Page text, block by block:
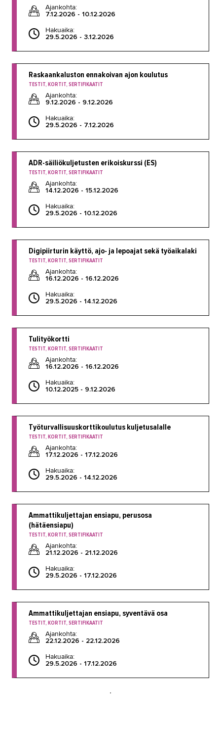
Ajankohta:
7.12.2026 - 10.12.2026
Hakuaika:
29.5.2026 - 3.12.2026
Raskaankaluston ennakoivan ajon koulutus
TESTIT, KORTIT, SERTIFIKAATIT
Ajankohta:
9.12.2026 - 9.12.2026
Hakuaika:
29.5.2026 - 7.12.2026
ADR-säiliökuljetusten erikoiskurssi (ES)
TESTIT, KORTIT, SERTIFIKAATIT
Ajankohta:
14.12.2026 - 15.12.2026
Hakuaika:
29.5.2026 - 10.12.2026
Digipiirturin käyttö, ajo- ja lepoajat sekä työaikalaki
TESTIT, KORTIT, SERTIFIKAATIT
Ajankohta:
16.12.2026 - 16.12.2026
Hakuaika:
29.5.2026 - 14.12.2026
Tulityökortti
TESTIT, KORTIT, SERTIFIKAATIT
Ajankohta:
16.12.2026 - 16.12.2026
Hakuaika:
10.12.2025 - 9.12.2026
Työturvallisuuskorttikoulutus kuljetusalalle
TESTIT, KORTIT, SERTIFIKAATIT
Ajankohta:
17.12.2026 - 17.12.2026
Hakuaika:
29.5.2026 - 14.12.2026
Ammattikuljettajan ensiapu, perusosa
(hätäensiapu)
TESTIT, KORTIT, SERTIFIKAATIT
Ajankohta:
21.12.2026 - 21.12.2026
Hakuaika:
29.5.2026 - 17.12.2026
Ammattikuljettajan ensiapu, syventävä osa
TESTIT, KORTIT, SERTIFIKAATIT
Ajankohta:
22.12.2026 - 22.12.2026
Hakuaika:
29.5.2026 - 17.12.2026